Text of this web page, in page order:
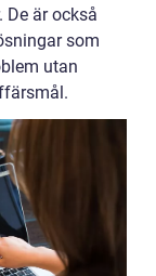
De är också
som
utan